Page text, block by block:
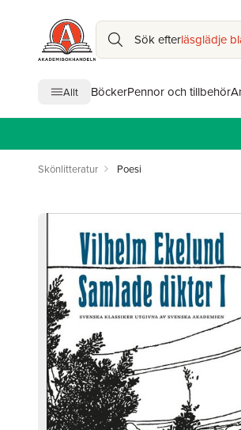
Sök efterläsglädje
Allt BöckerPennor och tillbehör
Skönlitteratur Poesi